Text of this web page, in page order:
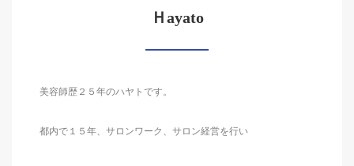
Ｈayato
美容師歴２５年のハヤトです。
都内で１５年、サロンワーク、サロン経営を行い